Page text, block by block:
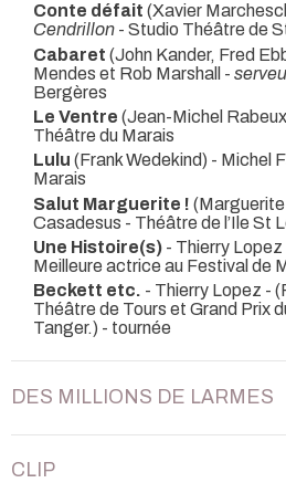
Conte défait (Xavier
Cendrillon - Studio Théâtre de
Cabaret (John Kander, Fred
Mendes et Rob Marshall -
Bergères
Le Ventre (Jean-Michel
Théâtre du Marais
Lulu (Frank Wedekind) - Michel
Marais
Salut Marguerite !
Casadesus - Théâtre de l’Ile St
Une Histoire(s) - Thierry Lopez
Meilleure actrice au Festival de
Beckett etc. - Thierry Lopez -
Théâtre de Tours et Grand Prix
Tanger.) - tournée
DES MILLIONS DE LARMES
CLIP